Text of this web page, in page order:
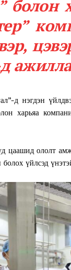
болон
д нэгдэн
харьяа
цаашид ололт
үйлсэд